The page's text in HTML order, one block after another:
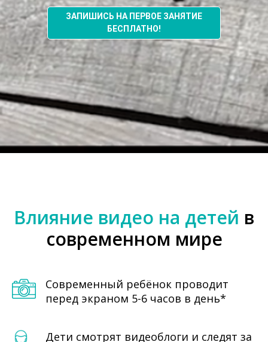
ЗАПИШИСЬ НА ПЕРВОЕ ЗАНЯТИЕ
БЕСПЛАТНО!
Влияние видео на детей в
современном мире
Современный ребёнок проводит
перед экраном 5-6 часов в день*
Дети смотрят видеоблоги и следят за